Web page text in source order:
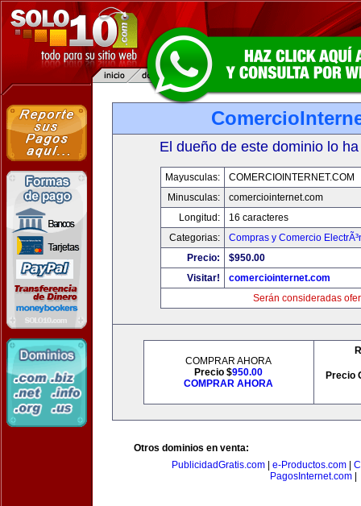
El dueño de este dominio lo
Mayusculas:
COMERCIOINTERNET.COM
Minusculas:
comerciointernet.com
Longitud:
16 caracteres
Categorias:
Compras y Comercio
Precio:
$950.00
Visitar!
comerciointernet.com
Serán consideradas
COMPRAR AHORA
Precio $950.00
COMPRAR AHORA
Precio
Otros dominios en venta:
PublicidadGratis.com
e-Productos.com
PagosInternet.com